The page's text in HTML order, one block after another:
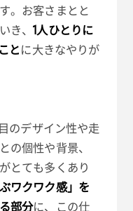
。お客さまとと
き、1人ひとりに
とに大きなやりが
のデザイン性や走
の個性や背景、
とても多くあり
ぶワクワク感」を
部分に、この仕